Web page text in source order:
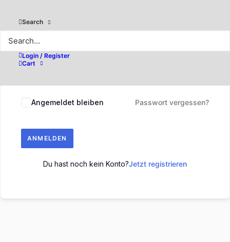
Search
Login / Register
Cart
Angemeldet bleiben Passwort vergessen?
ANMELDEN
Du hast noch kein Konto?Jetzt registrieren